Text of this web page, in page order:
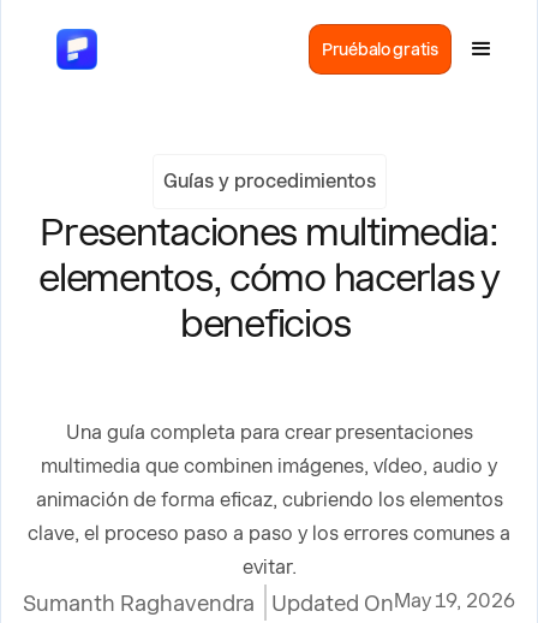
Pruébalo gratis
Guías y procedimientos
Presentaciones multimedia:
elementos, cómo hacerlas y
beneficios
Una guía completa para crear presentaciones
multimedia que combinen imágenes, vídeo, audio y
animación de forma eficaz, cubriendo los elementos
clave, el proceso paso a paso y los errores comunes a
evitar.
Sumanth Raghavendra Updated OnMay 19, 2026